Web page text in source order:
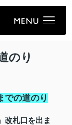
のり
での道のり
改札口を出ま